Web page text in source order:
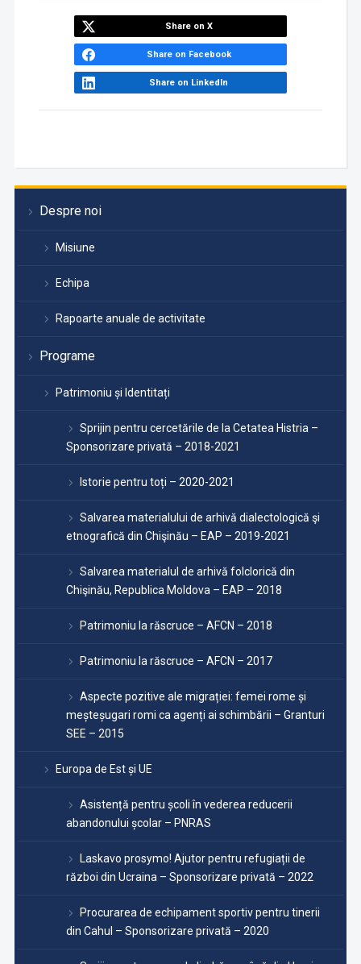
Despre noi
Misiune
Echipa
Rapoarte anuale de activitate
Programe
Patrimoniu și Identitați
Sprijin pentru cercetările de la Cetatea Histria –
Sponsorizare privată – 2018-2021
Istorie pentru toți – 2020-2021
Salvarea materialului de arhivă dialectologică şi
etnografică din Chişinău – EAP – 2019-2021
Salvarea materialul de arhivă folclorică din
Chişinău, Republica Moldova – EAP – 2018
Patrimoniu la răscruce – AFCN – 2018
Patrimoniu la răscruce – AFCN – 2017
Aspecte pozitive ale migrației: femei rome și
meșteșugari romi ca agenți ai schimbării – Granturi
SEE – 2015
Europa de Est și UE
Asistență pentru școli în vederea reducerii
abandonului școlar – PNRAS
Laskavo prosymo! Ajutor pentru refugiații de
război din Ucraina – Sponsorizare privată – 2022
Procurarea de echipament sportiv pentru tinerii
din Cahul – Sponsorizare privată – 2020
Share on X
Share on Facebook
Share on LinkedIn